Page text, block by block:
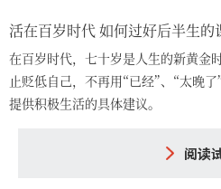
活在百岁时代 如何过好后半生的
在百岁时代，七十岁是人生的新黄金
止贬低自己，不再用“已经”、“太晚了
提供积极生活的具体建议。
阅读